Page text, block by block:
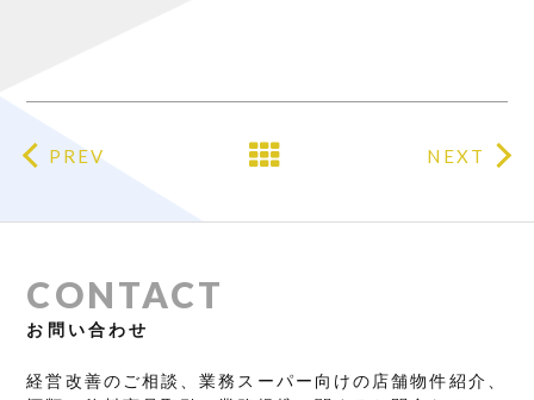
PREV NEXT
CONTACT
お問い合わせ
経営改善のご相談、業務スーパー向けの店舗物件紹介、